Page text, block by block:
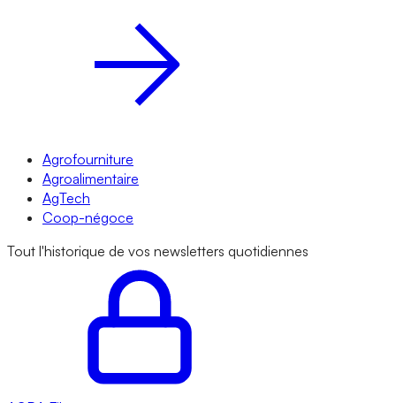
Agrofourniture
Agroalimentaire
AgTech
Coop-négoce
Tout l'historique de vos newsletters quotidiennes